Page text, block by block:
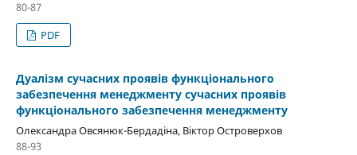
80-87
PDF
Дуалізм сучасних проявів функціонального
забезпечення менеджменту сучасних проявів
функціонального забезпечення менеджменту
Олександра Овсянюк-Бердадіна, Віктор Островерхов
88-93